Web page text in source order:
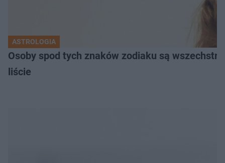
ASTROLOGIA
Osoby spod tych znaków zodiaku są
liście